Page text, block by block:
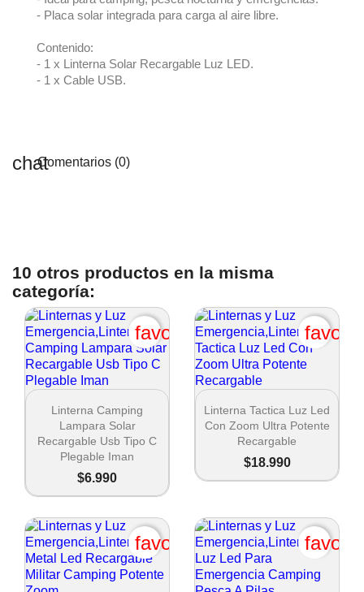
- Placa solar integrada para carga al aire libre.
Contenido:
- 1 x Linterna Solar Recargable Luz LED.
- 1 x Cable USB.
Comentarios (0)
10 otros productos en la misma
categoría:
 Vista rápida
Linterna Camping
Lampara Solar
Recargable Usb Tipo C
Plegable Iman
$6.990
favorite_border
 Vista rápida
Linterna Tactica Luz Led
Con Zoom Ultra Potente
Recargable
$18.990
favorite_border
Nombre de la lista de deseos
Crear lista de deseos